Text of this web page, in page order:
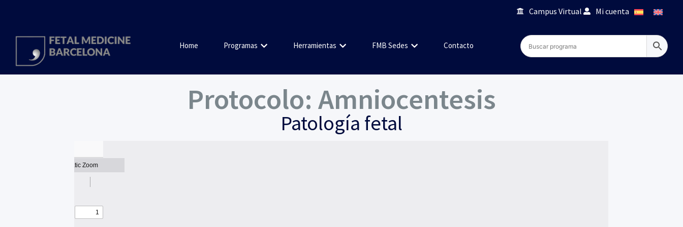
Campus Virtual Mi cuenta
Home Programas Herramientas FMB Sedes Contacto
Protocolo: Amniocentesis
Patología fetal